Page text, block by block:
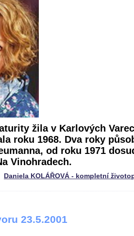
žila v Karlových
roku 1968. Dva roky
od roku 1971
Vinohradech.
Daniela KOLÁŘOVÁ - kompletní
23.5.2001